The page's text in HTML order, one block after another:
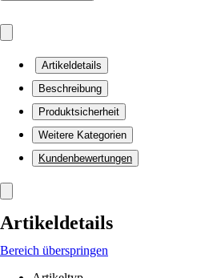
Artikeldetails
Beschreibung
Produktsicherheit
Weitere Kategorien
Kundenbewertungen
Artikeldetails
Bereich überspringen